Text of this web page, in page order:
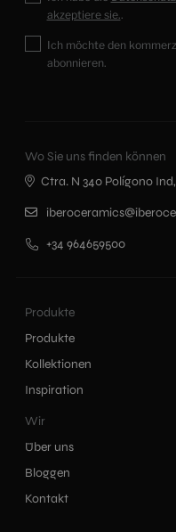
akzeptiere sie..
Ich möchte den
abonnieren.
Produkte
Produkte
Kollektionen
Inspiration
Wir
Über uns
Bloggen
Kontakt
Wo Sie uns finden können
Ctra. N 340 Polígono Ind,
+34 964659500